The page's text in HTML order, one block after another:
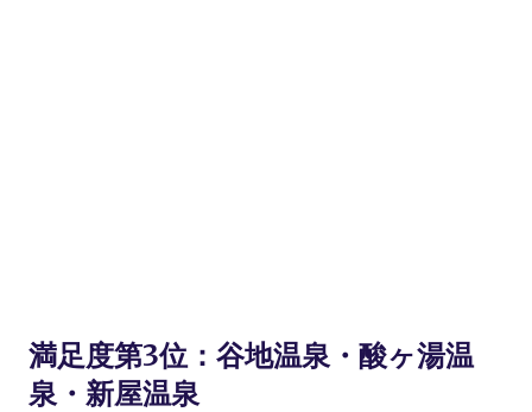
満足度第3位：谷地温泉・酸ヶ湯温
泉・新屋温泉